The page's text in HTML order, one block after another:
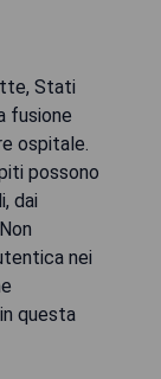
Stati
fusione
ospitale.
possono
dai
nei
questa